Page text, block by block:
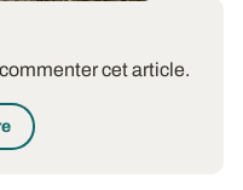
cet article.